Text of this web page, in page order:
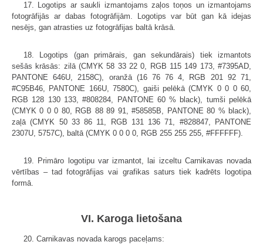
17. Logotips ar saukli izmantojams zaļos toņos un izmantojams
fotogrāfijās ar dabas fotogrāfijām. Logotips var būt gan kā idejas
nesējs, gan atrasties uz fotogrāfijas baltā krāsā.
18. Logotips (gan primārais, gan sekundārais) tiek izmantots
sešās krāsās: zilā (CMYK 58 33 22 0, RGB 115 149 173, #7395AD,
PANTONE 646U, 2158C), oranžā (16 76 76 4, RGB 201 92 71,
#C95B46, PANTONE 166U, 7580C), gaiši pelēkā (CMYK 0 0 0 60,
RGB 128 130 133, #808284, PANTONE 60 % black), tumši pelēkā
(CMYK 0 0 0 80, RGB 88 89 91, #58585B, PANTONE 80 % black),
zaļā (CMYK 50 33 86 11, RGB 131 136 71, #828847, PANTONE
2307U, 5757C), baltā (CMYK 0 0 0 0, RGB 255 255 255, #FFFFFF).
19. Primāro logotipu var izmantot, lai izceltu Carnikavas novada
vērtības – tad fotogrāfijas vai grafikas saturs tiek kadrēts logotipa
formā.
VI. Karoga lietošana
20. Carnikavas novada karogs paceļams: